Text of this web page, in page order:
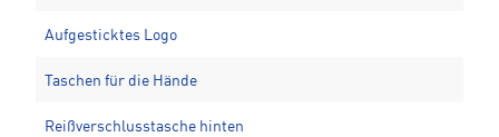
Aufgesticktes Logo
Taschen für die Hände
Reißverschlusstasche hinten